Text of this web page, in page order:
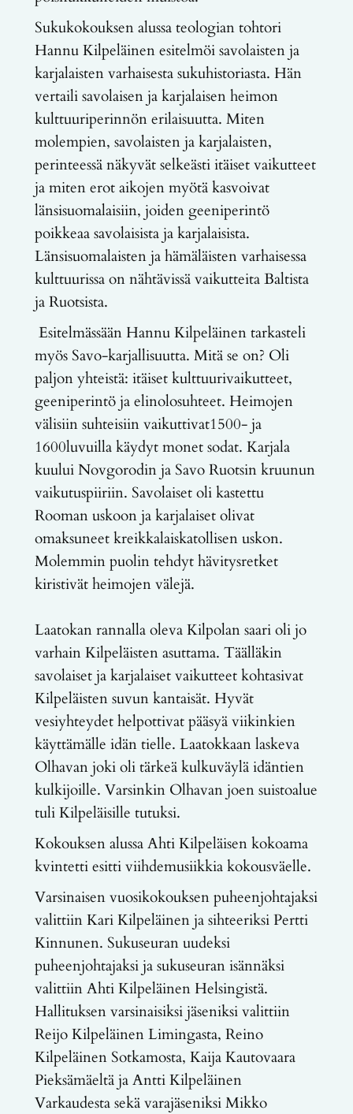
Sukukokouksen alussa teologian tohtori
Hannu Kilpeläinen esitelmöi savolaisten ja
karjalaisten varhaisesta sukuhistoriasta. Hän
vertaili savolaisen ja karjalaisen heimon
kulttuuriperinnön erilaisuutta. Miten
molempien, savolaisten ja karjalaisten,
perinteessä näkyvät selkeästi itäiset vaikutteet
ja miten erot aikojen myötä kasvoivat
länsisuomalaisiin, joiden geeniperintö
poikkeaa savolaisista ja karjalaisista.
Länsisuomalaisten ja hämäläisten varhaisessa
kulttuurissa on nähtävissä vaikutteita Baltista
ja Ruotsista.
Esitelmässään Hannu Kilpeläinen tarkasteli
myös Savo-karjallisuutta. Mitä se on? Oli
paljon yhteistä: itäiset kulttuurivaikutteet,
geeniperintö ja elinolosuhteet. Heimojen
välisiin suhteisiin vaikuttivat1500- ja
1600luvuilla käydyt monet sodat. Karjala
kuului Novgorodin ja Savo Ruotsin kruunun
vaikutuspiiriin. Savolaiset oli kastettu
Rooman uskoon ja karjalaiset olivat
omaksuneet kreikkalaiskatollisen uskon.
Molemmin puolin tehdyt hävitysretket
kiristivät heimojen välejä.
Laatokan rannalla oleva Kilpolan saari oli jo
varhain Kilpeläisten asuttama. Täälläkin
savolaiset ja karjalaiset vaikutteet kohtasivat
Kilpeläisten suvun kantaisät. Hyvät
vesiyhteydet helpottivat pääsyä viikinkien
käyttämälle idän tielle. Laatokkaan laskeva
Olhavan joki oli tärkeä kulkuväylä idäntien
kulkijoille. Varsinkin Olhavan joen suistoalue
tuli Kilpeläisille tutuksi.
Kokouksen alussa Ahti Kilpeläisen kokoama
kvintetti esitti viihdemusiikkia kokousväelle.
Varsinaisen vuosikokouksen puheenjohtajaksi
valittiin Kari Kilpeläinen ja sihteeriksi Pertti
Kinnunen. Sukuseuran uudeksi
puheenjohtajaksi ja sukuseuran isännäksi
valittiin Ahti Kilpeläinen Helsingistä.
Hallituksen varsinaisiksi jäseniksi valittiin
Reijo Kilpeläinen Limingasta, Reino
Kilpeläinen Sotkamosta, Kaija Kautovaara
Pieksämäeltä ja Antti Kilpeläinen
Varkaudesta sekä varajäseniksi Mikko